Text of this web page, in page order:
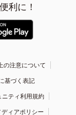
利に！
の注意について
基づく表記
ティ利用規約
ィアポリシー